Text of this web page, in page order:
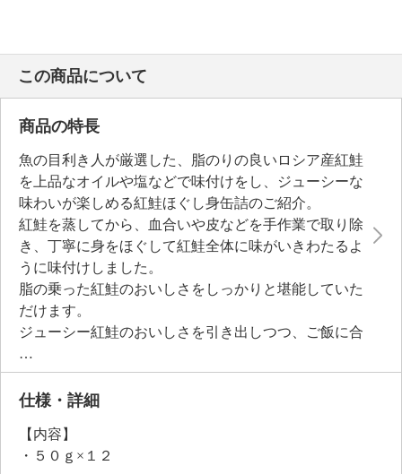
この商品について
商品の特長
魚の目利き人が厳選した、脂のりの良いロシア産紅鮭
を上品なオイルや塩などで味付けをし、ジューシーな
味わいが楽しめる紅鮭ほぐし身缶詰のご紹介。
紅鮭を蒸してから、血合いや皮などを手作業で取り除
き、丁寧に身をほぐして紅鮭全体に味がいきわたるよ
うに味付けしました。
脂の乗った紅鮭のおいしさをしっかりと堪能していた
だけます。
ジューシー紅鮭のおいしさを引き出しつつ、ご飯に合
う程よい塩味がたまらない味わいです。
常温で長期保存ができ、さまざまな料理でもお楽しみ
いただけます。
仕様・詳細
【内容】
・５０ｇ×１２